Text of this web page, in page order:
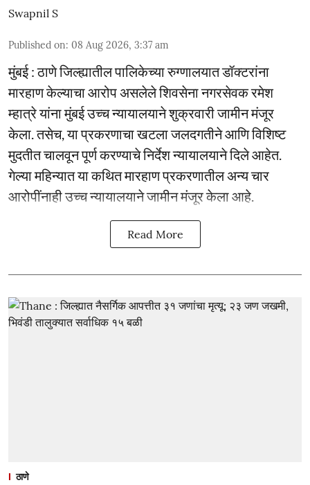
Swapnil S
Published on: 08 Aug 2026, 3:37 am
मुंबई : ठाणे जिल्ह्यातील पालिकेच्या रुग्णालयात डॉक्टरांना
मारहाण केल्याचा आरोप असलेले शिवसेना नगरसेवक रमेश
म्हात्रे यांना मुंबई उच्च न्यायालयाने शुक्रवारी जामीन मंजूर
केला. तसेच, या प्रकरणाचा खटला जलदगतीने आणि विशिष्ट
मुदतीत चालवून पूर्ण करण्याचे निर्देश न्यायालयाने दिले आहेत.
गेल्या महिन्यात या कथित मारहाण प्रकरणातील अन्य चार
आरोपींनाही उच्च न्यायालयाने जामीन मंजूर केला आहे.
Read More
ठाणे